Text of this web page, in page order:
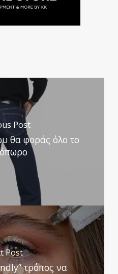
Post
θα φοράς όλο το
Post
τρόπος να